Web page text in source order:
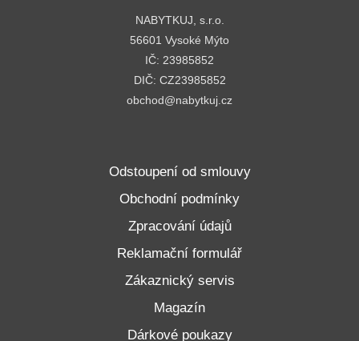
NABYTKUJ, s.r.o.
56601 Vysoké Mýto
IČ: 23985852
DIČ: CZ23985852
obchod@nabytkuj.cz
Odstoupení od smlouvy
Obchodní podmínky
Zpracování údajů
Reklamační formulář
Zákaznický servis
Magazín
Dárkové poukazy